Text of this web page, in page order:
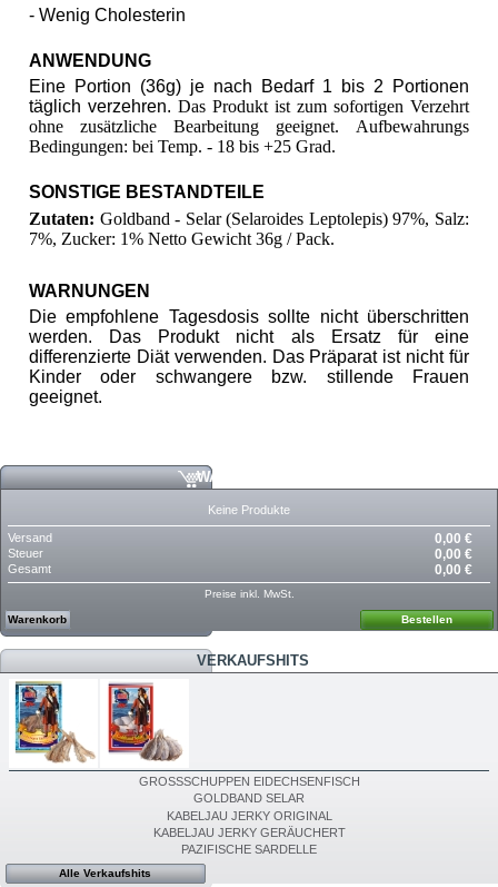
- Wenig Cholesterin
ANWENDUNG
Eine Portion (36g) je nach Bedarf 1 bis 2 Portionen
täglich verzehren. Das Produkt ist zum sofortigen Verzehrt
ohne zusätzliche Bearbeitung geeignet.
Aufbewahrungs
Bedingungen: bei Temp. - 18 bis +25 Grad.
SONSTIGE BESTANDTEILE
Zutaten: Goldband - Selar (Selaroides Leptolepis) 97%, Salz:
7%, Zucker: 1% Netto Gewicht 36g / Pack.
WARNUNGEN
Die empfohlene Tagesdosis sollte nicht überschritten
werden. Das Produkt nicht als Ersatz für eine
differenzierte Diät verwenden. Das Präparat ist nicht für
Kinder oder schwangere bzw. stillende Frauen
geeignet.
WARENKORB
Keine Produkte
Versand 0,00 €
Steuer 0,00 €
Gesamt 0,00 €
Preise inkl. MwSt.
Warenkorb Bestellen
VERKAUFSHITS
GROSSSCHUPPEN EIDECHSENFISCH
GOLDBAND SELAR
KABELJAU JERKY ORIGINAL
KABELJAU JERKY GERÄUCHERT
PAZIFISCHE SARDELLE
Alle Verkaufshits